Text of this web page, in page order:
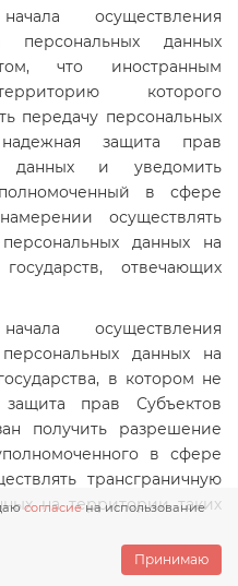
осуществления
персональных данных
что иностранным
которого
передачу персональных
защита прав
данных и уведомить
в сфере
осуществлять
данных на
отвечающих
осуществления
данных на
в котором не
защита прав Субъектов
получить разрешение
в сфере
трансграничную
на территории таких
согласиена использование
Принимаю